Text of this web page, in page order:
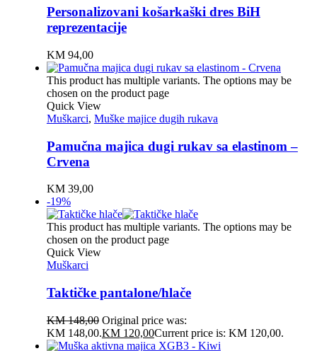
Personalizovani košarkaški dres BiH
reprezentacije
KM94,00
This product has multiple variants. The options may be
chosen on the product page
Quick View
Muškarci, Muške majice dugih rukava
Pamučna majica dugi rukav sa elastinom –
Crvena
KM39,00
-19%
This product has multiple variants. The options may be
chosen on the product page
Quick View
Muškarci
Taktičke pantalone/hlače
KM148,00 Original price was:
KM 148,00.KM120,00Current price is: KM 120,00.